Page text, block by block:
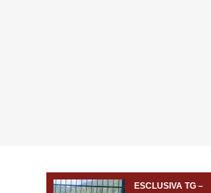
ESCLUSIVA TG –